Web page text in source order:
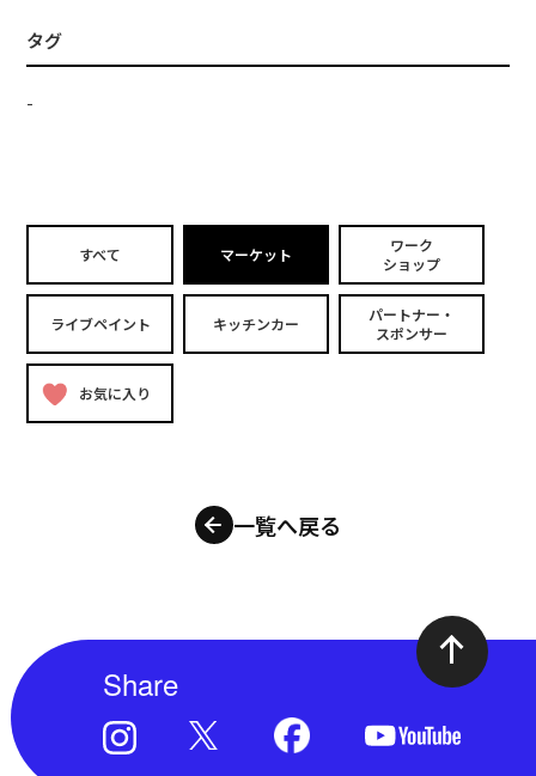
タグ
-
すべて マーケット
ワーク
ショップ
ライブペイント キッチンカー
パートナー・
スポンサー
お気に入り
一覧へ戻る
Share